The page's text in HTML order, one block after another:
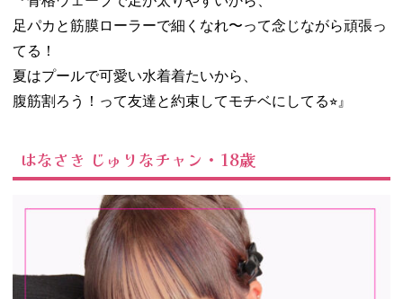
足パカと筋膜ローラーで細くなれ〜って念じながら頑張っ
てる！
夏はプールで可愛い水着着たいから、
腹筋割ろう！って友達と約束してモチベにしてる⭐︎』
はなさき じゅりなチャン・18歳